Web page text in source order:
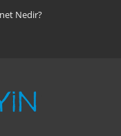
Nedir?